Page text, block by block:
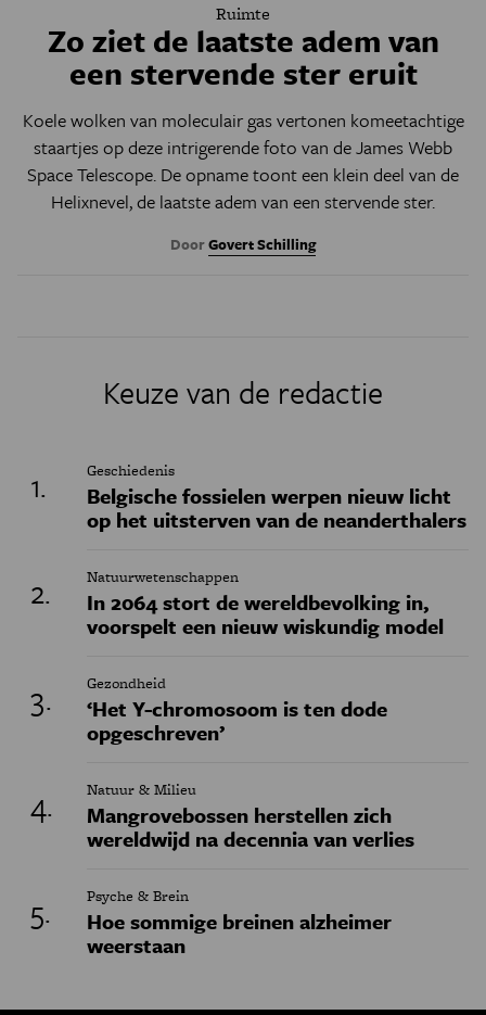
Ruimte
Zo ziet de laatste adem van
een stervende ster eruit
Koele wolken van moleculair gas vertonen komeetachtige
staartjes op deze intrigerende foto van de James Webb
Space Telescope. De opname toont een klein deel van de
Helixnevel, de laatste adem van een stervende ster.
DoorGovert Schilling
Keuze van de redactie
Geschiedenis
Belgische fossielen werpen nieuw licht
op het uitsterven van de neanderthalers
Natuurwetenschappen
In 2064 stort de wereldbevolking in,
voorspelt een nieuw wiskundig model
Gezondheid
‘Het Y-chromosoom is ten dode
opgeschreven’
Natuur & Milieu
Mangrovebossen herstellen zich
wereldwijd na decennia van verlies
Psyche & Brein
Hoe sommige breinen alzheimer
weerstaan